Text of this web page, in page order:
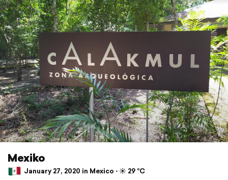
Mexiko
January 27, 2020 in Mexico ⋅ ☀️ 29 °C